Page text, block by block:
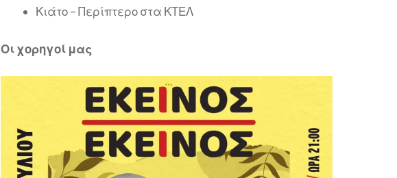
Κιάτο – Περίπτερο στα ΚΤΕΛ
Οι χορηγοί μας